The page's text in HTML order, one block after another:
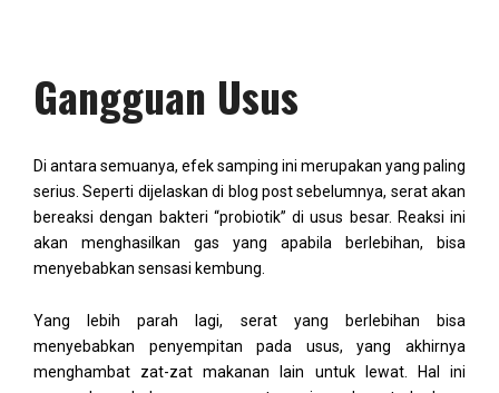
Gangguan Usus
Di antara semuanya, efek samping ini merupakan yang paling
serius. Seperti dijelaskan di blog post sebelumnya, serat akan
bereaksi dengan bakteri “probiotik” di usus besar. Reaksi ini
akan menghasilkan gas yang apabila berlebihan, bisa
menyebabkan sensasi kembung.
Yang lebih parah lagi, serat yang berlebihan bisa
menyebabkan penyempitan pada usus, yang akhirnya
menghambat zat-zat makanan lain untuk lewat. Hal ini